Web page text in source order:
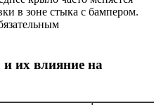
в зоне стыка с бампером.
их влияние на